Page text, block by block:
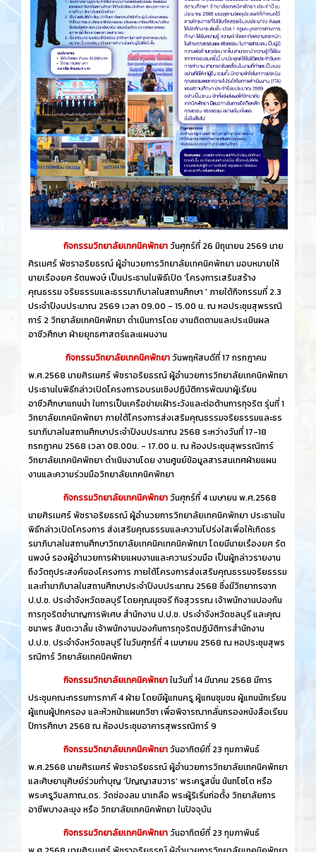
กิจกรรมวิทยาลัยเทคนิคพัทยาวันศุกร์​ที่ 26 ​มิถุนายน​ 2569 นาย
ศิรเมศร์ พัชราอริยธรณ์ ผู้อำนวยการวิทยาลัยเทคนิคพัทยา มอบหมายให้
นายเรืองยศ รัตนพงษ์ เป็นประธานในพิธีเปิด 'โครงการเสริมสร้าง
คุณธรรม จริยธรรมและธรรมาภิบาลในสถานศึกษา ' ภายใต้กิจกรรมที่ 2.3
ประจำปีงบประมาณ 2569 เวลา 09.00 - 15.00 น. ณ หอประชุมสุพรรณิ
การ์ 2 วิทยาลัยเทคนิคพัทยา ดำเนินการโดย งานติดตามและประเมินผล
อาชีวศึกษา ฝ่ายยุทธศาสตร์และแผนงาน
กิจกรรมวิทยาลัยเทคนิคพัทยาวันพฤหัสบดีที่ 17 กรกฎาคม
พ.ศ.2568 นายศิรเมศร์ พัชราอริยธรณ์ ผู้อำนวยการวิทยาลัยเทคนิคพัทยา
ประธานในพิธีกล่าวเปิดโครงการอบรมเชิงปฏิบัติการพัฒนาผู้เรียน
อาชีวศึกษาแกนนำ ในการเป็นเครือข่ายเฝ้าระวังและต่อต้านการทุจริต รุ่นที่ 1
วิทยาลัยเทคนิคพัทยา ภายใต้โครงการส่งเสริมคุณธรรมจริยธรรมและธร
รมาภิบาลในสถานศึกษาประจำปีงบประมาณ 2568 ระหว่างวันที่ 17-18
กรกฎาคม 2568 เวลา 08.00น. - 17.00 น. ณ ห้องประชุมสุพรรณิการ์
วิทยาลัยเทคนิคพัทยา ดำเนินงานโดย งานศูนย์ข้อมูลสารสนเทศฝ่ายแผน
งานและความร่วมมือวิทยาลัยเทคนิคพัทยา
กิจกรรมวิทยาลัยเทคนิคพัทยาวันศุกร์ที่ 4 เมษายน พ.ศ.2568
นายศิรเมศร์ พัชราอริยธรณ์ ผู้อำนวยการวิทยาลัยเทคนิคพัทยา ประธานใน
พิธีกล่าวเปิดโครงการ ส่งเสริมคุณธรรมและความโปร่งใสเพื่อให้เกิดธร
รมาภิบาลในสถานศึกษาวิทยาลัยเทคนิคเทคนิคพัทยา โดยมีนายเรืองยศ รัต
นพงษ์ รองผู้อำนวยการฝ่ายแผนงานและความร่วมมือ เป็นผู้กล่าวรายงาน
ถึงวัตถุประสงค์ของโครงการ ภายใต้โครงการส่งเสริมคุณธรรมจริยธรรม
และทำมาภิบาลในสถานศึกษาประจำปีงบประมาณ 2568 ซึ่งมีวิทยากรจาก
ป.ป.ช. ประจำจังหวัดชลบุรี โดยคุณนุชจรี กิจสุวรรณ เจ้าพนักงานปองกัน
การทุจริตชำนาญการพิเศษ สำนักงาน ป.ป.ช. ประจำจังหวัดชลบุรี และคุณ
ชนาพร สันตะวาลิ้ม เจ้าพนักงานปองกันการทุจริตปฏิบัติการสำนักงาน
ป.ป.ช. ประจำจังหวัดชลบุรี ในวันศุกร์ที่ 4 เมษายน 2568 ณ หอประชุมสุพร
รณิการ์ วิทยาลัยเทคนิคพัทยา
กิจกรรมวิทยาลัยเทคนิคพัทยาในวันที่ 14 มีนาคม 2568 มีการ
ประชุมคณะกรรมการภาคี 4 ฝ่าย โดยมีผู้แทนครู ผู้แทนชุมชน ผู้แทนนักเรียน
ผู้แทนผู้ปกครอง และหัวหน้าแผนกวิชา เพื่อพิจารณากลั่นกรองหนังสือเรียน
ปีการศึกษา 2568 ณ ห้องประชุมอาคารสุพรรณิการ์ 9
กิจกรรมวิทยาลัยเทคนิคพัทยาวันอาทิตย์ที่ 23 กุมภาพันธ์
พ.ศ.2568 นายศิรเมศร์ พัชราอริยธรณ์ ผู้อำนวยการวิทยาลัยเทคนิคพัทยา
และศิษยานุศิษย์ร่วมทำบุญ 'ปัญญาสมวาร' พระครูสนั่น นันทโชโต หรือ
พระครูวิมลภาณ,ดร. วัดช่องลม นาเกลือ พระผู้ริเริ่มก่อตั้ง วิทยาลัยการ
อาชีพบางละมุง หรือ วิทยาลัยเทคนิคพัทยา ในปัจจุบัน
กิจกรรมวิทยาลัยเทคนิคพัทยาวันอาทิตย์ที่ 23 กุมภาพันธ์